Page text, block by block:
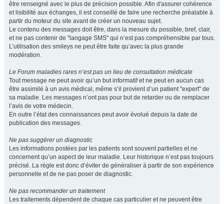
être renseigné avec le plus de précision possible. Afin d'assurer cohérence
et lisibilité aux échanges, il est conseillé de faire une recherche préalable à
partir du moteur du site avant de créer un nouveau sujet.
Le contenu des messages doit être, dans la mesure du possible, bref, clair,
et ne pas contenir de "langage SMS" qui n’est pas compréhensible par tous.
L’utilisation des smileys ne peut être faite qu’avec la plus grande
modération.
Le Forum maladies rares n’est pas un lieu de consultation médicale
Tout message ne peut avoir qu’un but informatif et ne peut en aucun cas
être assimilé à un avis médical, même s’il provient d’un patient "expert" de
sa maladie. Les messages n’ont pas pour but de retarder ou de remplacer
l’avis de votre médecin.
En outre l’état des connaissances peut avoir évolué depuis la date de
publication des messages.
Ne pas suggérer un diagnostic
Les informations postées par les patients sont souvent partielles et ne
concernent qu’un aspect de leur maladie. Leur historique n’est pas toujours
précisé. La règle est donc d’éviter de généraliser à partir de son expérience
personnelle et de ne pas poser de diagnostic.
Ne pas recommander un traitement
Les traitements dépendent de chaque cas particulier et ne peuvent être